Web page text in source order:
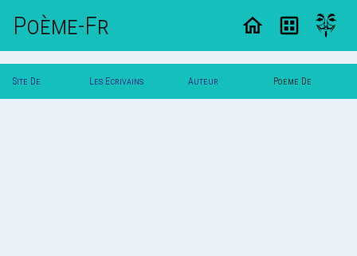
Poème-Fr
Site De Les Ecrivains Auteur Poeme De